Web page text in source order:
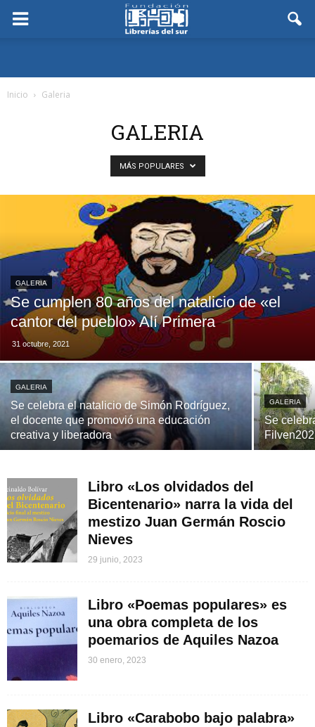
Inicio Galeria
GALERIA
MÁS POPULARES
GALERIA
Se cumplen 80 años del natalicio de «el
cantor del pueblo» Alí Primera
31 octubre, 2021
GALERIA
Se celebra el natalicio de Simón Rodríguez,
el docente que promovió una educación
creativa y liberadora
GALERIA
Se
Libro «Los olvidados del
Bicentenario» narra la vida del
mestizo Juan Germán Roscio
Nieves
29 junio, 2023
Libro «Poemas populares» es
una obra completa de los
poemarios de Aquiles Nazoa
30 enero, 2023
Libro «Carabobo bajo palabra»